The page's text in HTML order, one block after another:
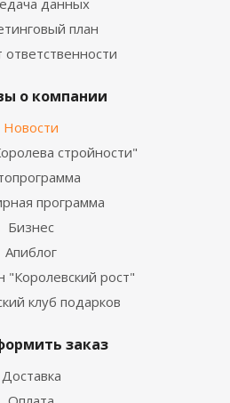
данных
план
ответственности
о компании
Новости
стройности"
программа
Бизнес
Апиблог
рост"
клуб подарков
заказ
Доставка